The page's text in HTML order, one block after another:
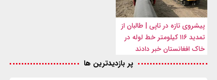
پیشروی تازه در تاپی | طالبان از
تمدید ۱۱۶ کیلومتر خط لوله در
خاک افغانستان خبر دادند
پر بازدیدترین ها